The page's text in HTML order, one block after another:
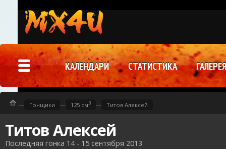
Титов Алексей
Последняя гонка 14 - 15 сентября 2013
— Гонщики — 125 см3 — Титов Алексей
КАЛЕНДАРИ СТАТИСТИКА ГАЛЕРЕЯ